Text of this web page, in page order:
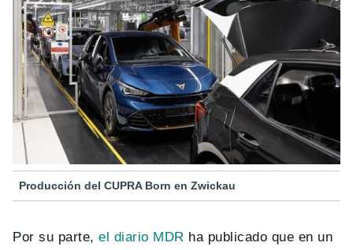
Producción del CUPRA Born en Zwickau
Por su parte,el diario MDR ha publicado que en un